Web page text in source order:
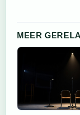
MEER